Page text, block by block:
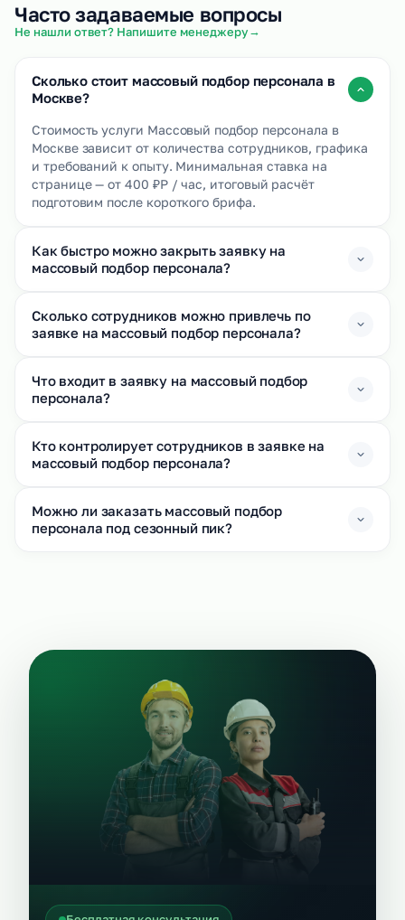
Часто задаваемые вопросы
Не нашли ответ? Напишите менеджеру→
Сколько стоит массовый подбор персонала в
Москве?
Стоимость услуги Массовый подбор персонала в
Москве зависит от количества сотрудников, графика
и требований к опыту. Минимальная ставка на
странице — от 400 ₽Р / час, итоговый расчёт
подготовим после короткого брифа.
Как быстро можно закрыть заявку на
массовый подбор персонала?
Сколько сотрудников можно привлечь по
заявке на массовый подбор персонала?
Что входит в заявку на массовый подбор
персонала?
Кто контролирует сотрудников в заявке на
массовый подбор персонала?
Можно ли заказать массовый подбор
персонала под сезонный пик?